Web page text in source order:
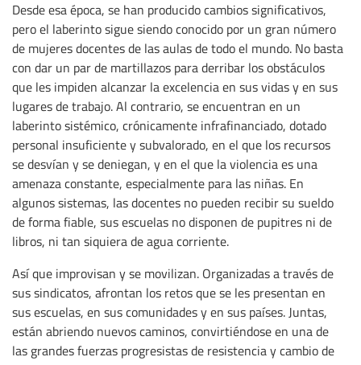
Desde esa época, se han producido cambios significativos,
pero el laberinto sigue siendo conocido por un gran número
de mujeres docentes de las aulas de todo el mundo. No basta
con dar un par de martillazos para derribar los obstáculos
que les impiden alcanzar la excelencia en sus vidas y en sus
lugares de trabajo. Al contrario, se encuentran en un
laberinto sistémico, crónicamente infrafinanciado, dotado
personal insuficiente y subvalorado, en el que los recursos
se desvían y se deniegan, y en el que la violencia es una
amenaza constante, especialmente para las niñas. En
algunos sistemas, las docentes no pueden recibir su sueldo
de forma fiable, sus escuelas no disponen de pupitres ni de
libros, ni tan siquiera de agua corriente.
Así que improvisan y se movilizan. Organizadas a través de
sus sindicatos, afrontan los retos que se les presentan en
sus escuelas, en sus comunidades y en sus países. Juntas,
están abriendo nuevos caminos, convirtiéndose en una de
las grandes fuerzas progresistas de resistencia y cambio de